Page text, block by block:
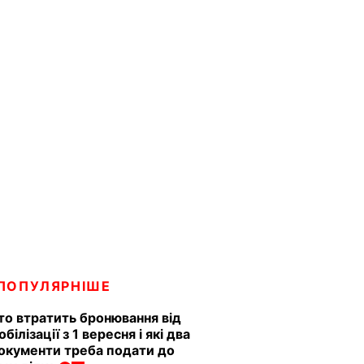
втратить бронювання від
з 1 вересня і які два
треба подати до